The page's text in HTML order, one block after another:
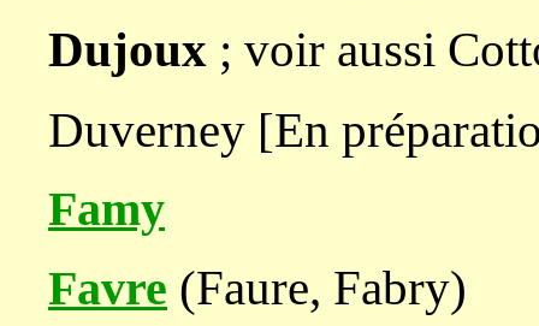
Dujoux ; voir aussi
Duverney [En
Famy
Favre (Faure, Fabry)